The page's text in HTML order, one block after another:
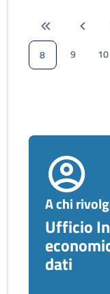
8
9 10
A chi
Ufficio
dati